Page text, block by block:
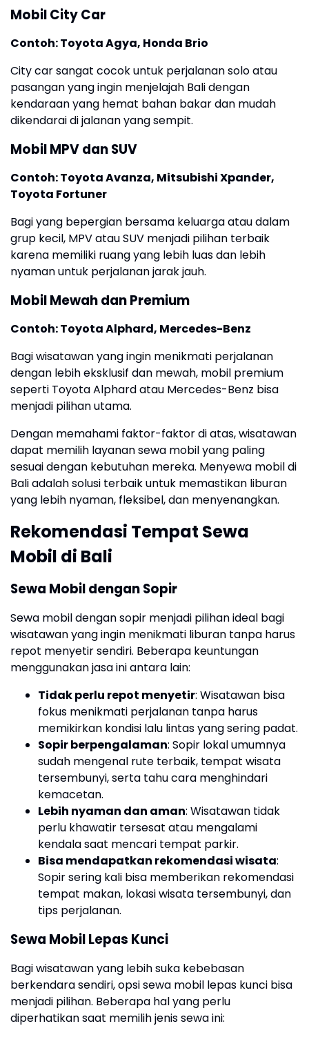
Mobil City Car
Contoh: Toyota Agya, Honda Brio
City car sangat cocok untuk perjalanan solo atau
pasangan yang ingin menjelajah Bali dengan
kendaraan yang hemat bahan bakar dan mudah
dikendarai di jalanan yang sempit.
Mobil MPV dan SUV
Contoh: Toyota Avanza, Mitsubishi Xpander,
Toyota Fortuner
Bagi yang bepergian bersama keluarga atau dalam
grup kecil, MPV atau SUV menjadi pilihan terbaik
karena memiliki ruang yang lebih luas dan lebih
nyaman untuk perjalanan jarak jauh.
Mobil Mewah dan Premium
Contoh: Toyota Alphard, Mercedes-Benz
Bagi wisatawan yang ingin menikmati perjalanan
dengan lebih eksklusif dan mewah, mobil premium
seperti Toyota Alphard atau Mercedes-Benz bisa
menjadi pilihan utama.
Dengan memahami faktor-faktor di atas, wisatawan
dapat memilih layanan sewa mobil yang paling
sesuai dengan kebutuhan mereka. Menyewa mobil di
Bali adalah solusi terbaik untuk memastikan liburan
yang lebih nyaman, fleksibel, dan menyenangkan.
Rekomendasi Tempat Sewa
Mobil di Bali
Sewa Mobil dengan Sopir
Sewa mobil dengan sopir menjadi pilihan ideal bagi
wisatawan yang ingin menikmati liburan tanpa harus
repot menyetir sendiri. Beberapa keuntungan
menggunakan jasa ini antara lain:
Tidak perlu repot menyetir: Wisatawan bisa
fokus menikmati perjalanan tanpa harus
memikirkan kondisi lalu lintas yang sering padat.
Sopir berpengalaman: Sopir lokal umumnya
sudah mengenal rute terbaik, tempat wisata
tersembunyi, serta tahu cara menghindari
kemacetan.
Lebih nyaman dan aman: Wisatawan tidak
perlu khawatir tersesat atau mengalami
kendala saat mencari tempat parkir.
Bisa mendapatkan rekomendasi wisata:
Sopir sering kali bisa memberikan rekomendasi
tempat makan, lokasi wisata tersembunyi, dan
tips perjalanan.
Sewa Mobil Lepas Kunci
Bagi wisatawan yang lebih suka kebebasan
berkendara sendiri, opsi sewa mobil lepas kunci bisa
menjadi pilihan. Beberapa hal yang perlu
diperhatikan saat memilih jenis sewa ini: